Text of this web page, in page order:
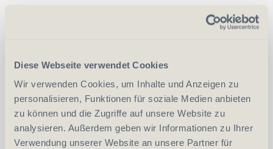
Diese Webseite verwendet Cookies
Wir verwenden Cookies, um Inhalte und Anzeigen zu
personalisieren, Funktionen für soziale Medien anbieten
zu können und die Zugriffe auf unsere Website zu
analysieren. Außerdem geben wir Informationen zu Ihrer
Verwendung unserer Website an unsere Partner für
vergleichen
Anzahl Stück -
In den Warenkorb